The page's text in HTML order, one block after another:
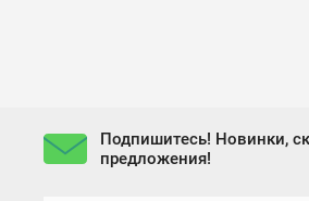
Подпишитесь! Новинки,
предложения!